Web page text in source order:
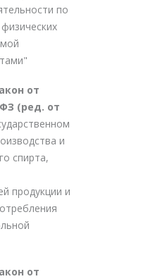
по
от
ФЗ (ред. от
и
спирта,
продукции и
от